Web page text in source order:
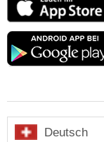
Store
Deutsch